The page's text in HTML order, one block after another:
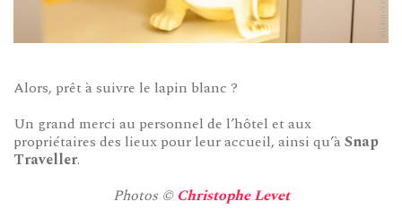
Alors, prêt à suivre le lapin blanc ?
Un grand merci au personnel de l’hôtel et aux
propriétaires des lieux pour leur accueil, ainsi qu’àSnap
Traveller.
Photos © Christophe Levet